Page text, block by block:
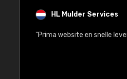
HL Mulder Services
"Prima website en snelle